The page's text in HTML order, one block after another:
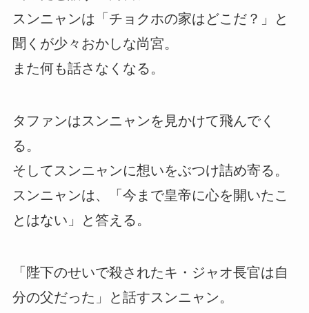
スンニャンは「チョクホの家はどこだ？」と
聞くが少々おかしな尚宮。
また何も話さなくなる。
タファンはスンニャンを見かけて飛んでく
る。
そしてスンニャンに想いをぶつけ詰め寄る。
スンニャンは、「今まで皇帝に心を開いたこ
とはない」と答える。
「陛下のせいで殺されたキ・ジャオ長官は自
分の父だった」と話すスンニャン。